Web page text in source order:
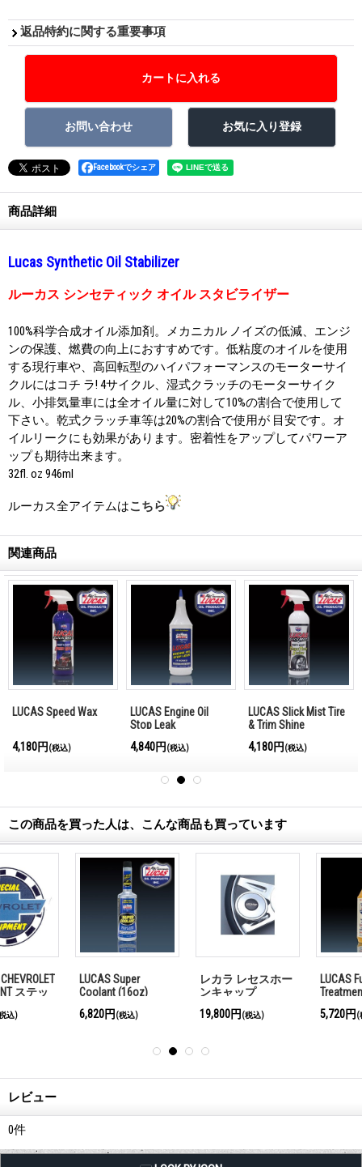
返品特約に関する重要事項
Facebookでシェア
商品詳細
Lucas Synthetic Oil Stabilizer
ルーカス シンセティック オイル スタビライザー
100%科学合成オイル添加剤。メカニカル ノイズの低減、エンジ
ンの保護、燃費の向上におすすめです。低粘度のオイルを使用
する現行車や、高回転型のハイパフォーマンスのモーターサイ
クルにはコチ ラ! 4サイクル、湿式クラッチのモーターサイク
ル、小排気量車には全オイル量に対して10%の割合で使用して
下さい。乾式クラッチ車等は20%の割合で使用が 目安です。オ
イルリークにも効果があります。密着性をアップしてパワーア
ップも期待出来ます。
32fl. oz 946ml
ルーカス全アイテムはこちら
関連商品
LUCAS Speed Wax
4,180円 (税込)
LUCAS Engine Oil
Stop Leak
4,840円 (税込)
LUCAS Slick Mist Tire
& Trim Shine
4,180円 (税込)
この商品を買った人は、こんな商品も買っています
LUCAS Fuel
Treatment
(税込)
LUCAS Transmission
(税込)
LUCAS Heavy
Oil Stabilizer
(税込)
レビュー
0件